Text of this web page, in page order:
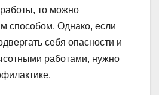
то можно
способом. Однако, если
себя опасности и
работами, нужно